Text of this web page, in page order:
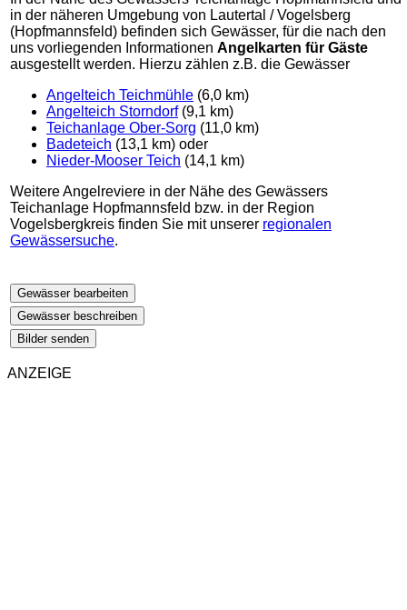
in der näheren Umgebung von Lautertal / Vogelsberg
(Hopfmannsfeld) befinden sich Gewässer, für die nach den
uns vorliegenden Informationen Angelkarten für Gäste
ausgestellt werden. Hierzu zählen z.B. die Gewässer
Angelteich Teichmühle (6,0 km)
Angelteich Storndorf(9,1 km)
Teichanlage Ober-Sorg (11,0 km)
Badeteich (13,1 km) oder
Nieder-Mooser Teich (14,1 km)
Weitere Angelreviere in der Nähe des Gewässers
Teichanlage Hopfmannsfeld bzw. in der Region
Vogelsbergkreis finden Sie mit unserer regionalen
Gewässersuche.
Gewässer bearbeiten
Gewässer beschreiben
Bilder senden
ANZEIGE